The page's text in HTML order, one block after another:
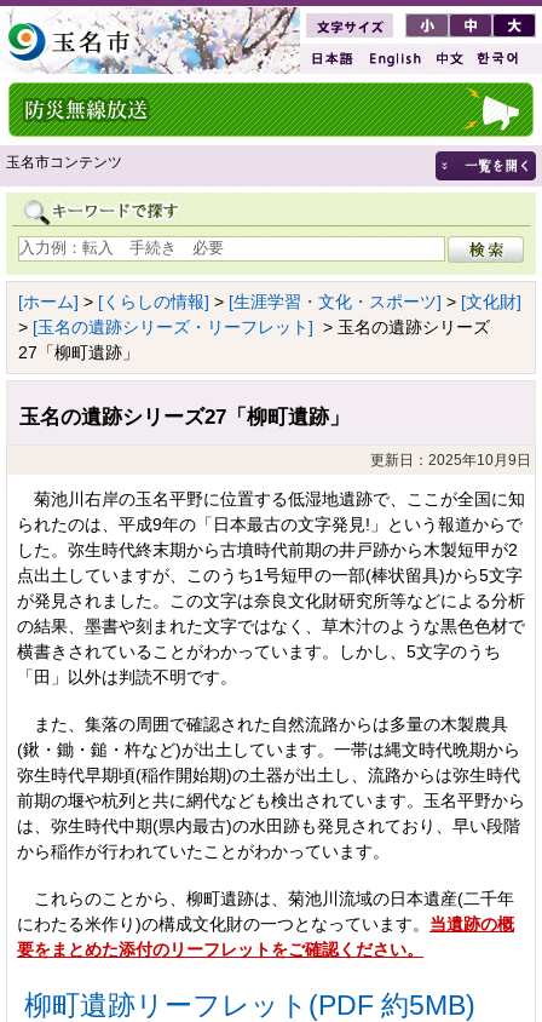
玉名市コンテンツ
[ホーム] > [くらしの情報] > [生涯学習・文化・スポーツ] > [文化財]
> [玉名の遺跡シリーズ・リーフレット] > 玉名の遺跡シリーズ
27「柳町遺跡」
玉名の遺跡シリーズ27「柳町遺跡」
更新日：2025年10月9日
菊池川右岸の玉名平野に位置する低湿地遺跡で、ここが全国に知
られたのは、平成9年の「日本最古の文字発見!」という報道からで
した。弥生時代終末期から古墳時代前期の井戸跡から木製短甲が2
点出土していますが、このうち1号短甲の一部(棒状留具)から5文字
が発見されました。この文字は奈良文化財研究所等などによる分析
の結果、墨書や刻まれた文字ではなく、草木汁のような黒色色材で
横書きされていることがわかっています。しかし、5文字のうち
「田」以外は判読不明です。
また、集落の周囲で確認された自然流路からは多量の木製農具
(鍬・鋤・鎚・杵など)が出土しています。一帯は縄文時代晩期から
弥生時代早期頃(稲作開始期)の土器が出土し、流路からは弥生時代
前期の堰や杭列と共に網代なども検出されています。玉名平野から
は、弥生時代中期(県内最古)の水田跡も発見されており、早い段階
から稲作が行われていたことがわかっています。
これらのことから、柳町遺跡は、菊池川流域の日本遺産(二千年
にわたる米作り)の構成文化財の一つとなっています。 当遺跡の概
要をまとめた添付のリーフレットをご確認ください。
柳町遺跡リーフレット(PDF 約5MB)